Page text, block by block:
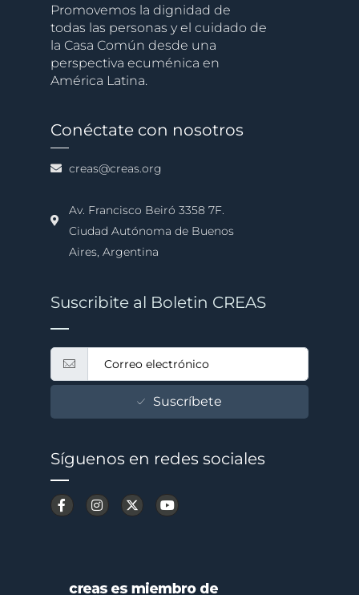
Promovemos la dignidad de
todas las personas y el cuidado de
la Casa Común desde una
perspectiva ecuménica en
América Latina.
Conéctate con nosotros
creas@creas.org
Av. Francisco Beiró 3358 7F.
Ciudad Autónoma de Buenos
Aires, Argentina
Suscribite al Boletin CREAS
Suscríbete
Síguenos en redes sociales